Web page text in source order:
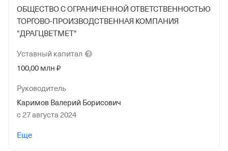
ОБЩЕСТВО С ОГРАНИЧЕННОЙ ОТВЕТСТВЕННОСТЬЮ
ТОРГОВО-ПРОИЗВОДСТВЕННАЯ КОМПАНИЯ
"ДРАГЦВЕТМЕТ"
Уставный капитал
100,00 млн ₽
Руководитель
Каримов Валерий Борисович
с 27 августа 2024
АКЦИОНЕРНОЕ ОБЩЕСТВО ТОРГОВАЯ КОМПАНИЯ
Еще